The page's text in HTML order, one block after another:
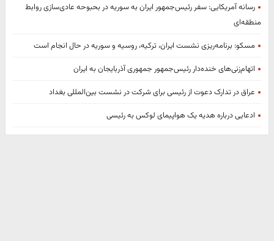
رسانه آمریکایی: سفر رئیس‌جمهور ایران به سوریه در بحبوحه عادی‌سازی روابط
منطقه‌ای
مسکو: برنامه‌ریزی نشست ایران، ترکیه، روسیه و سوریه در حال انجام است
اتهام‌زنی‌های خنده‌دار رئیس‌جمهور جمهوری آذربایجان به ایران
عراق در تدارک دعوت از رئیسی برای شرکت در نشست بین‌المللی بغداد
ادعایی درباره هدیه یک هواپیمای لوکس به رئیسی